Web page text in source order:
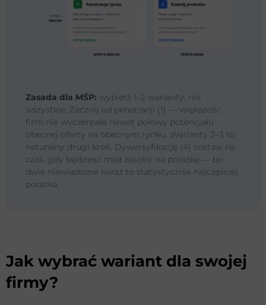
RYNEK
OBECNY
1 Penetracja rynku
Więcej tego, co masz — klientom,
jakich już obsługujesz
Punkt startowy większości MŚP:
najwięcej do wygrania, najmniej ryzyka
RYZYKO: NISKIE
3 Rozwój produktu
Nowe usługi — klientom,
których już masz
Wykorzystujesz istniejące zaufanie —
sprzedaż łatwiejsza niż obcym
RYZYKO: ŚREDNIE
OFERTA OBECNA OFERTA NOWA
Zasada dla MŚP: wybierz 1–2 warianty, nie
wszystkie. Zacznij od penetracji (1) — większość
firm nie wyczerpała nawet połowy potencjału
obecnej oferty na obecnym rynku. Warianty 2–3 to
naturalny drugi krok. Dywersyfikację (4) zostaw na
czas, gdy będziesz miał zasoby na porażkę — bo
dwie niewiadome naraz to statystycznie najczęściej
porażka.
Jak wybrać wariant dla swojej
firmy?